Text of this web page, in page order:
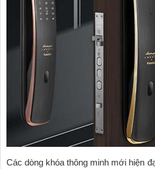
Các dòng khóa thông minh mới hiện